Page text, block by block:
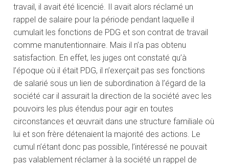
travail, il avait été licencié. Il avait alors réclamé un
rappel de salaire pour la période pendant laquelle il
cumulait les fonctions de PDG et son contrat de travail
comme manutentionnaire. Mais il n’a pas obtenu
satisfaction. En effet, les juges ont constaté qu’à
l’époque où il était PDG, il n’exerçait pas ses fonctions
de salarié sous un lien de subordination à l’égard de la
société car il assurait la direction de la société avec les
pouvoirs les plus étendus pour agir en toutes
circonstances et œuvrait dans une structure familiale où
lui et son frère détenaient la majorité des actions. Le
cumul n’étant donc pas possible, l’intéressé ne pouvait
pas valablement réclamer à la société un rappel de